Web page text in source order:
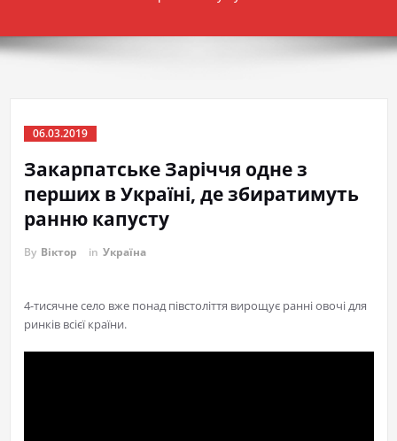
06.03.2019
Закарпатське Заріччя одне з
перших в Україні, де збиратимуть
ранню капусту
By Віктор in Україна
4-тисячне село вже понад півстоліття вирощує ранні овочі для
ринків всієї країни.